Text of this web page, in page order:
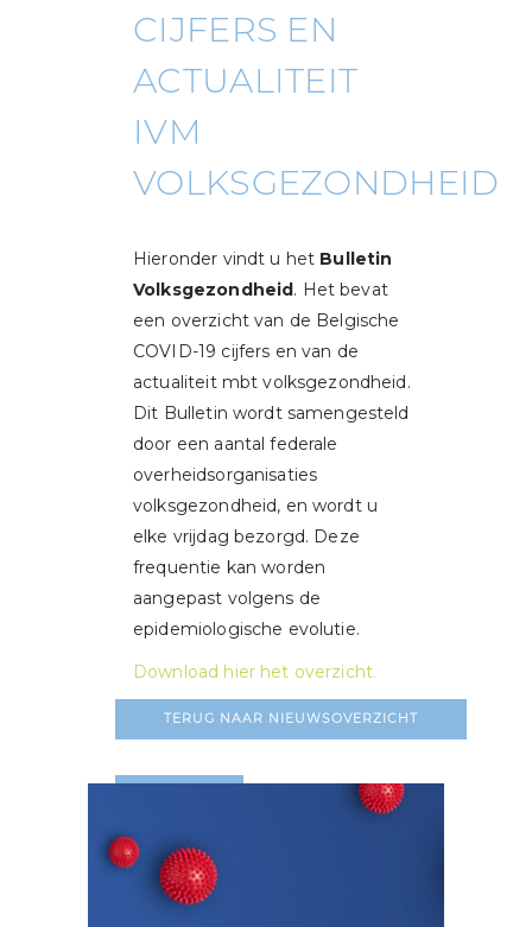
CIJFERS EN
ACTUALITEIT
IVM
VOLKSGEZONDHEID
Hieronder vindt u het Bulletin
Volksgezondheid. Het bevat
een overzicht van de Belgische
COVID-19 cijfers en van de
actualiteit mbt volksgezondheid.
Dit Bulletin wordt samengesteld
door een aantal federale
overheidsorganisaties
volksgezondheid, en wordt u
elke vrijdag bezorgd. Deze
frequentie kan worden
aangepast volgens de
epidemiologische evolutie.
Download hier het overzicht.
TERUG NAAR NIEUWSOVERZICHT